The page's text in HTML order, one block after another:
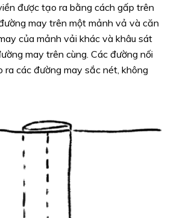
được tạo ra bằng cách gấp trên
may trên một mảnh vả và căn
của mảnh vải khác và khâu sát
may trên cùng. Các đường nối
ra các đường may sắc nét, không